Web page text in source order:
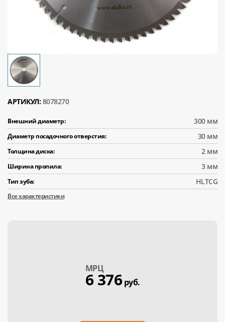
АРТИКУЛ: 8078270
Внешний диаметр: 300 мм
Диаметр посадочного отверстия: 30 мм
Толщина диска: 2 мм
Ширина пропила: 3 мм
Тип зуба: HLTCG
Все характеристики
МPЦ
6 376руб.